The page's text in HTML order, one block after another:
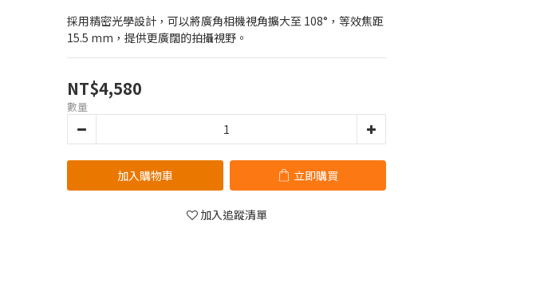
採用精密光學設計，可以將廣角相機視角擴大至 108°，等效焦距
15.5 mm，提供更廣闊的拍攝視野。
NT$4,580
數量
加入購物車 立即購買
加入追蹤清單